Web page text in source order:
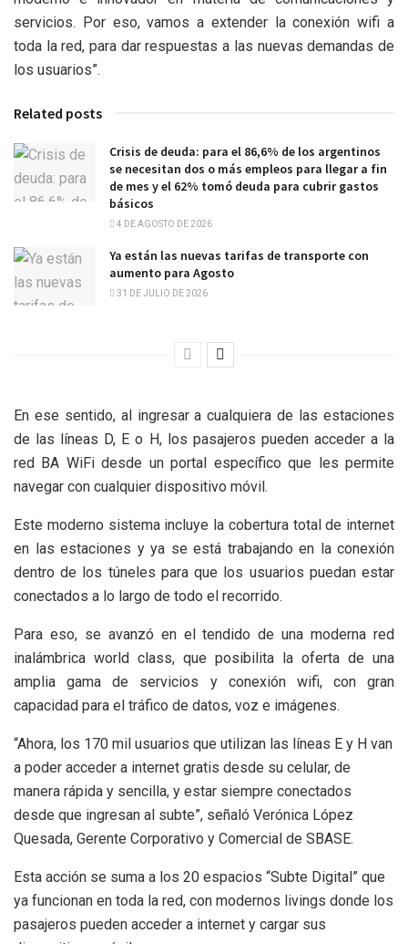
servicios. Por eso, vamos a extender la conexión wifi a
toda la red, para dar respuestas a las nuevas demandas de
los usuarios”.
Related posts
Crisis de deuda: para el 86,6% de los argentinos
se necesitan dos o más empleos para llegar a fin
de mes y el 62% tomó deuda para cubrir gastos
básicos
4 DE AGOSTO DE 2026
Ya están las nuevas tarifas de transporte con
aumento para Agosto
31 DE JULIO DE 2026
En ese sentido, al ingresar a cualquiera de las estaciones
de las líneas D, E o H, los pasajeros pueden acceder a la
red BA WiFi desde un portal específico que les permite
navegar con cualquier dispositivo móvil.
Este moderno sistema incluye la cobertura total de internet
en las estaciones y ya se está trabajando en la conexión
dentro de los túneles para que los usuarios puedan estar
conectados a lo largo de todo el recorrido.
Para eso, se avanzó en el tendido de una moderna red
inalámbrica world class, que posibilita la oferta de una
amplia gama de servicios y conexión wifi, con gran
capacidad para el tráfico de datos, voz e imágenes.
“Ahora, los 170 mil usuarios que utilizan las líneas E y H van
a poder acceder a internet gratis desde su celular, de
manera rápida y sencilla, y estar siempre conectados
desde que ingresan al subte”, señaló Verónica López
Quesada, Gerente Corporativo y Comercial de SBASE.
Esta acción se suma a los 20 espacios “Subte Digital” que
ya funcionan en toda la red, con modernos livings donde los
pasajeros pueden acceder a internet y cargar sus